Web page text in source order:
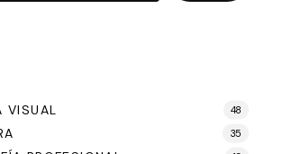
VISUAL 48
35